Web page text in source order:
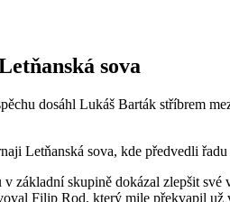
sova
dosáhl Lukáš Barták stříbrem
Letňanská sova, kde předvedli
základní skupině dokázal zlepšit
Filip Rod, který mile překvapil